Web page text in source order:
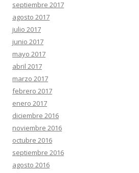
septiembre 2017
agosto 2017
julio 2017
junio 2017
mayo 2017
abril 2017
marzo 2017
febrero 2017
enero 2017
diciembre 2016
noviembre 2016
octubre 2016
septiembre 2016
agosto 2016